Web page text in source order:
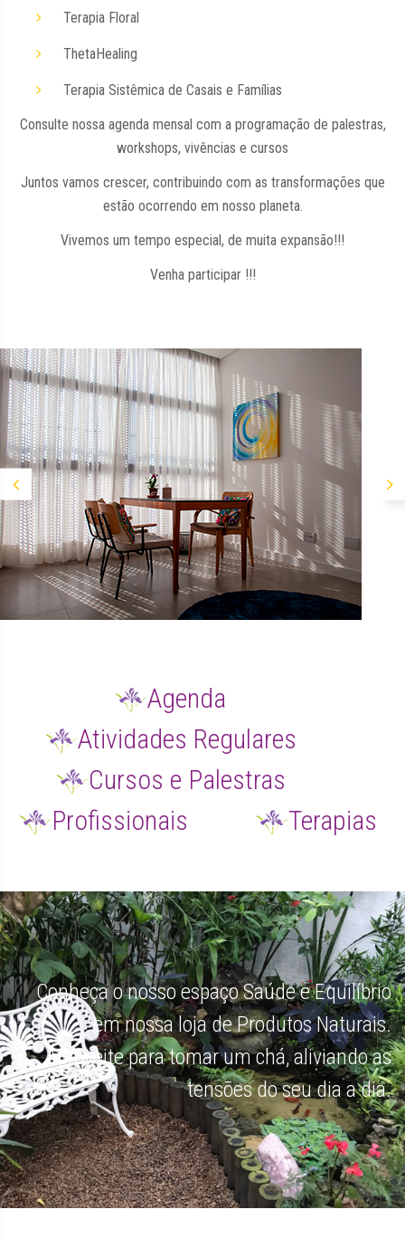
Terapia Floral
ThetaHealing
Terapia Sistêmica de Casais e Famílias
Consulte nossa agenda mensal com a programação de palestras,
workshops, vivências e cursos
Juntos vamos crescer, contribuindo com as transformações que
estão ocorrendo em nosso planeta.
Vivemos um tempo especial, de muita expansão!!!
Venha participar !!!
Agenda
Atividades Regulares
Cursos e Palestras
Profissionais
Terapias
Conheça o nosso espaço Saúde e Equilíbrio
em nossa loja de Produtos Naturais.
Aproveite para tomar um chá, aliviando as
tensões do seu dia a dia.